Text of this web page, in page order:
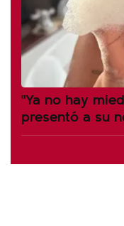
"Ya no hay
presentó a su